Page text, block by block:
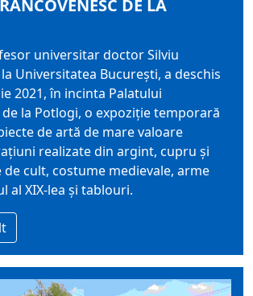
DE LA
universitar doctor Silviu
Universitatea București, a deschis
2021, în incinta Palatului
la Potlogi, o expoziție temporară
de artă de mare valoare
realizate din argint, cupru și
cult, costume medievale, arme
al XIX-lea și tablouri.